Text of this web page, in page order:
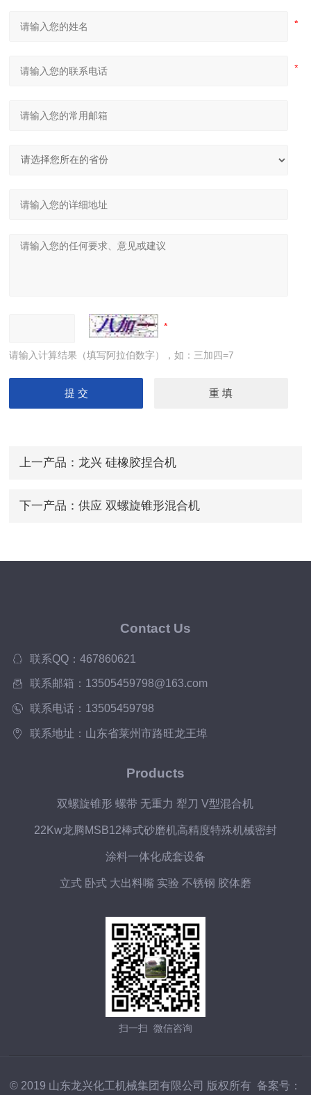
请输入计算结果（填写阿拉伯数字），如：三加四=7
上一产品： 龙兴 硅橡胶捏合机
下一产品： 供应 双螺旋锥形混合机
Contact Us
联系QQ：467860621
联系邮箱：13505459798@163.com
联系电话：13505459798
联系地址：山东省莱州市路旺龙王埠
Products
双螺旋锥形 螺带 无重力 犁刀 V型混合机
22Kw龙腾MSB12棒式砂磨机高精度特殊机械密封
涂料一体化成套设备
立式 卧式 大出料嘴 实验 不锈钢 胶体磨
扫一扫 微信咨询
© 2019 山东龙兴化工机械集团有限公司 版权所有 备案号：